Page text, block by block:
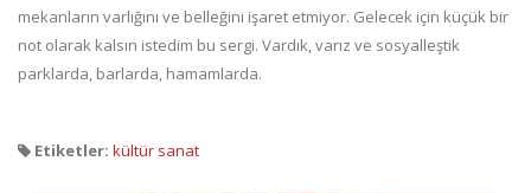
mekanların varlığını ve belleğini işaret etmiyor. Gelecek için küçük bir
not olarak kalsın istedim bu sergi. Vardık, varız ve sosyalleştik
parklarda, barlarda, hamamlarda.
Etiketler: kültür sanat